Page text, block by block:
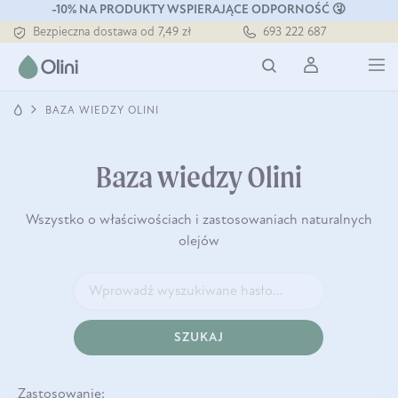
-10% NA PRODUKTY WSPIERAJĄCE ODPORNOŚĆ 🤧
Tłoczony zawsze na zimno
Bezpieczna dostawa od 7,49 zł
Tłoczony zawsze na zimno
693 222 687
BAZA WIEDZY OLINI
Baza wiedzy Olini
Wszystko o właściwościach i zastosowaniach naturalnych
olejów
SZUKAJ
Zastosowanie: